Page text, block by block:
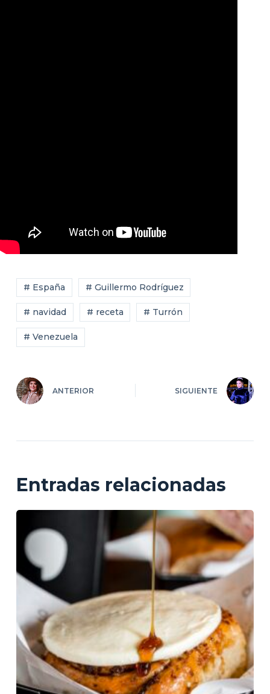
# España # Guillermo Rodríguez
# navidad # receta # Turrón
# Venezuela
ANTERIOR SIGUIENTE
Entradas relacionadas